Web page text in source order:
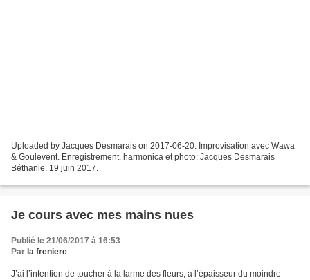
Uploaded by Jacques Desmarais on 2017-06-20. Improvisation avec Wawa
& Goulevent. Enregistrement, harmonica et photo: Jacques Desmarais
Béthanie, 19 juin 2017.
Je cours avec mes mains nues
Publié le 21/06/2017 à 16:53
Par la freniere
J’ai l’intention de toucher à la larme des fleurs, à l’épaisseur du moindre